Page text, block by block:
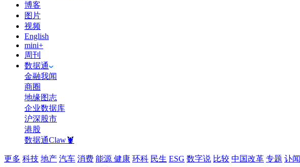
博客
图片
视频
English
mini+
周刊
数据通
金融我闻
商圈
地缘图志
企业数据库
沪深股市
港股
数据通Claw🦞
更多 科技 地产 汽车 消费 能源 健康 环科 民生 ESG 数字说 比较 中国改革 专题 讣闻